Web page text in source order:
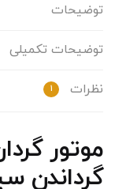
توضیحات
توضیحات تکمیلی
نظرات 1
موتور
گرداندن